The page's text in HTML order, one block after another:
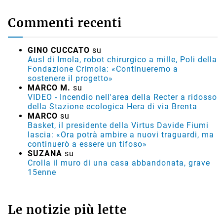
Commenti recenti
GINO CUCCATO su
Ausl di Imola, robot chirurgico a mille, Poli della
Fondazione Crimola: «Continueremo a
sostenere il progetto»
MARCO M. su
VIDEO - Incendio nell'area della Recter a ridosso
della Stazione ecologica Hera di via Brenta
MARCO su
Basket, il presidente della Virtus Davide Fiumi
lascia: «Ora potrà ambire a nuovi traguardi, ma
continuerò a essere un tifoso»
SUZANA su
Crolla il muro di una casa abbandonata, grave
15enne
Le notizie più lette